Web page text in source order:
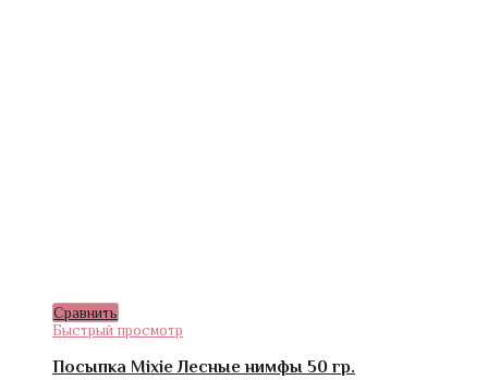
Сравнить
Быстрый просмотр
Посыпка Mixie Лесные нимфы 50 гр.